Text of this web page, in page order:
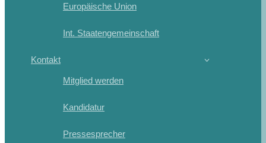
Europäische Union
Int. Staatengemeinschaft
Kontakt
Mitglied werden
Kandidatur
Pressesprecher